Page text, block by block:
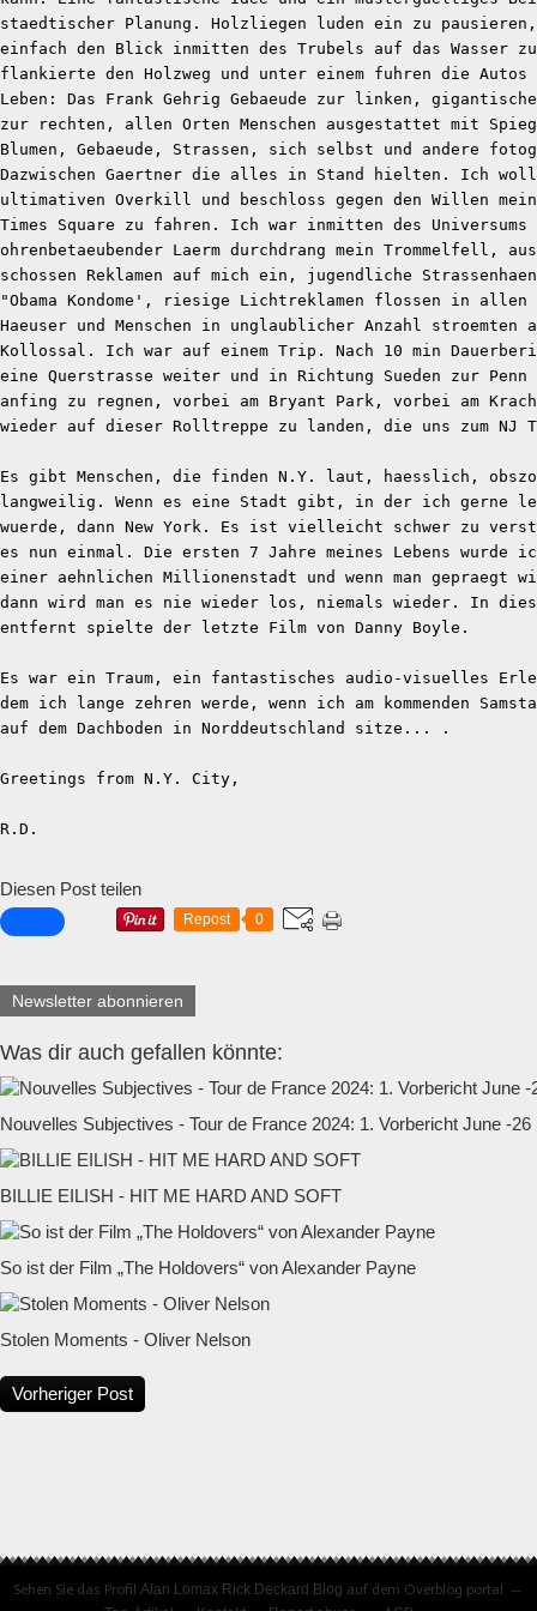
staedtischer Planung. Holzliegen luden ein zu
einfach den Blick inmitten des Trubels auf das Wasser
flankierte den Holzweg und unter einem fuhren die Autos
Leben: Das Frank Gehrig Gebaeude zur linken, gigantische
zur rechten, allen Orten Menschen ausgestattet mit
Blumen, Gebaeude, Strassen, sich selbst und andere
Dazwischen Gaertner die alles in Stand hielten. Ich
ultimativen Overkill und beschloss gegen den Willen
Times Square zu fahren. Ich war inmitten des
ohrenbetaeubender Laerm durchdrang mein Trommelfell,
schossen Reklamen auf mich ein, jugendliche
"Obama Kondome', riesige Lichtreklamen flossen in allen
Haeuser und Menschen in unglaublicher Anzahl stroemten
Kollossal. Ich war auf einem Trip. Nach 10 min
eine Querstrasse weiter und in Richtung Sueden zur
anfing zu regnen, vorbei am Bryant Park, vorbei am
wieder auf dieser Rolltreppe zu landen, die uns zum NJ
Es gibt Menschen, die finden N.Y. laut, haesslich,
langweilig. Wenn es eine Stadt gibt, in der ich gerne
wuerde, dann New York. Es ist vielleicht schwer zu
es nun einmal. Die ersten 7 Jahre meines Lebens wurde
einer aehnlichen Millionenstadt und wenn man gepraegt
dann wird man es nie wieder los, niemals wieder. In
entfernt spielte der letzte Film von Danny Boyle.
Es war ein Traum, ein fantastisches audio-visuelles
dem ich lange zehren werde, wenn ich am kommenden
auf dem Dachboden in Norddeutschland sitze... .
Greetings from N.Y. City,
R.D.
Diesen Post teilen
Repost 0
Newsletter abonnieren
Was dir auch gefallen könnte:
Nouvelles Subjectives - Tour de France 2024: 1. Vorbericht June -26
BILLIE EILISH - HIT ME HARD AND SOFT
So ist der Film „The Holdovers“ von Alexander Payne
Stolen Moments - Oliver Nelson
Vorheriger Post
Sehen Sie das ProfilAlan Lomax Rick Deckard Blog auf dem Overblog portal